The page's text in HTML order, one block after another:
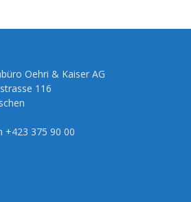
Oehri & Kaiser AG
116
+423 375 90 00